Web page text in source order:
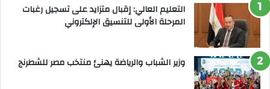
التعليم العالي: إقبال متزايد على تسجيل رغبات
المرحلة الأولى للتنسيق الإلكتروني
وزير الشباب والرياضة يهنئ منتخب مصر للشطرنج